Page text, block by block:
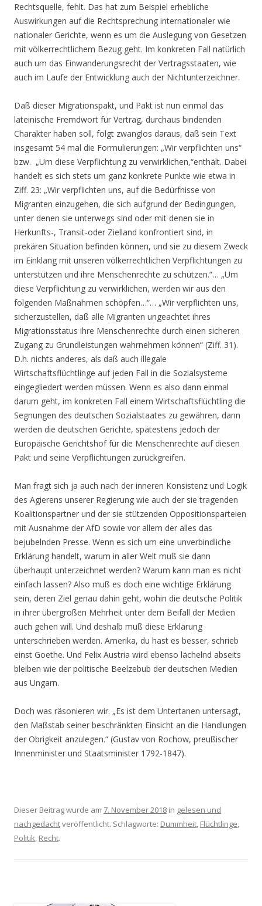
Rechtsquelle, fehlt. Das hat zum Beispiel erhebliche
Auswirkungen auf die Rechtsprechung internationaler wie
nationaler Gerichte, wenn es um die Auslegung von Gesetzen
mit völkerrechtlichem Bezug geht. Im konkreten Fall natürlich
auch um das Einwanderungsrecht der Vertragsstaaten, wie
auch im Laufe der Entwicklung auch der Nichtunterzeichner.
Daß dieser Migrationspakt, und Pakt ist nun einmal das
lateinische Fremdwort für Vertrag, durchaus bindenden
Charakter haben soll, folgt zwanglos daraus, daß sein Text
insgesamt 54 mal die Formulierungen: „Wir verpflichten uns“
bzw. „Um diese Verpflichtung zu verwirklichen,“enthält. Dabei
handelt es sich stets um ganz konkrete Punkte wie etwa in
Ziff. 23: „Wir verpflichten uns, auf die Bedürfnisse von
Migranten einzugehen, die sich aufgrund der Bedingungen,
unter denen sie unterwegs sind oder mit denen sie in
Herkunfts-, Transit-oder Zielland konfrontiert sind, in
prekären Situation befinden können, und sie zu diesem Zweck
im Einklang mit unseren völkerrechtlichen Verpflichtungen zu
unterstützen und ihre Menschenrechte zu schützen.“… „Um
diese Verpflichtung zu verwirklichen, werden wir aus den
folgenden Maßnahmen schöpfen…“… „Wir verpflichten uns,
sicherzustellen, daß alle Migranten ungeachtet ihres
Migrationsstatus ihre Menschenrechte durch einen sicheren
Zugang zu Grundleistungen wahrnehmen können“ (Ziff. 31).
D.h. nichts anderes, als daß auch illegale
Wirtschaftsflüchtlinge auf jeden Fall in die Sozialsysteme
eingegliedert werden müssen. Wenn es also dann einmal
darum geht, im konkreten Fall einem Wirtschaftsflüchtling die
Segnungen des deutschen Sozialstaates zu gewähren, dann
werden die deutschen Gerichte, spätestens jedoch der
Europäische Gerichtshof für die Menschenrechte auf diesen
Pakt und seine Verpflichtungen zurückgreifen.
Man fragt sich ja auch nach der inneren Konsistenz und Logik
des Agierens unserer Regierung wie auch der sie tragenden
Koalitionspartner und der sie stützenden Oppositionsparteien
mit Ausnahme der AfD sowie vor allem der alles das
bejubelnden Presse. Wenn es sich um eine unverbindliche
Erklärung handelt, warum in aller Welt muß sie dann
überhaupt unterzeichnet werden? Warum kann man es nicht
einfach lassen? Also muß es doch eine wichtige Erklärung
sein, deren Ziel genau dahin geht, wohin die deutsche Politik
in ihrer übergroßen Mehrheit unter dem Beifall der Medien
auch gehen will. Und deshalb muß diese Erklärung
unterschrieben werden. Amerika, du hast es besser, schrieb
einst Goethe. Und Felix Austria wird ebenso lächelnd abseits
bleiben wie der politische Beelzebub der deutschen Medien
aus Ungarn.
Doch was räsonieren wir. „Es ist dem Untertanen untersagt,
den Maßstab seiner beschränkten Einsicht an die Handlungen
der Obrigkeit anzulegen.“ (Gustav von Rochow, preußischer
Innenminister und Staatsminister 1792-1847).
Dieser Beitrag wurde am 7. November 2018 in gelesen und
nachgedachtveröffentlicht. Schlagworte: Dummheit, Flüchtlinge,
Politik, Recht.